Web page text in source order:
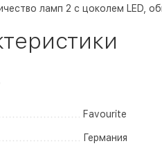
ламп 2 с цоколем LED,
Favourite
Германия